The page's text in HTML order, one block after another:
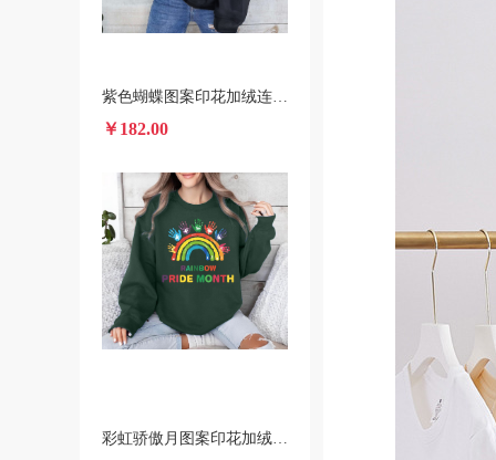
紫色蝴蝶图案印花加绒连帽衫 跨境一件代发男女装秋冬款卫衣
￥182.00
彩虹骄傲月图案印花加绒圆领卫衣 美国本土发货2025秋冬新款印花卫衣